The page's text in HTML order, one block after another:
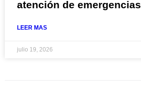
atención de emergencias
LEER MAS
julio 19, 2026